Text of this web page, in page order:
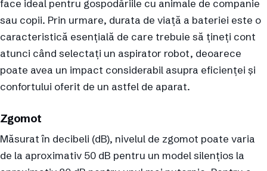
face ideal pentru gospodăriile cu animale de companie
sau copii. Prin urmare, durata de viață a bateriei este o
caracteristică esențială de care trebuie să țineți cont
atunci când selectați un aspirator robot, deoarece
poate avea un impact considerabil asupra eficienței și
confortului oferit de un astfel de aparat.
Zgomot
Măsurat în decibeli (dB), nivelul de zgomot poate varia
de la aproximativ 50 dB pentru un model silențios la